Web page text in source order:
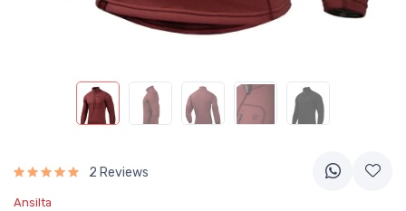
2 Reviews
Ansilta